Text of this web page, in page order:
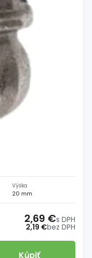
Výška
20 mm
2,19 €bez DPH
2,69 €s DPH
Kúpiť